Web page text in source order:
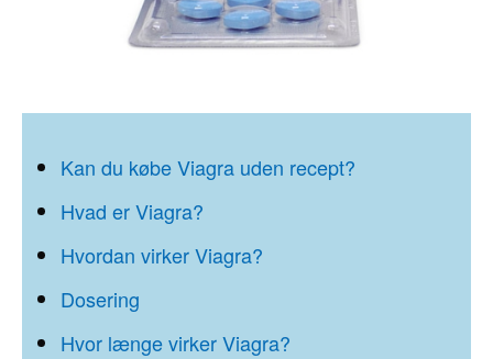
Kan du købe Viagra uden recept?
Hvad er Viagra?
Hvordan virker Viagra?
Dosering
Hvor længe virker Viagra?